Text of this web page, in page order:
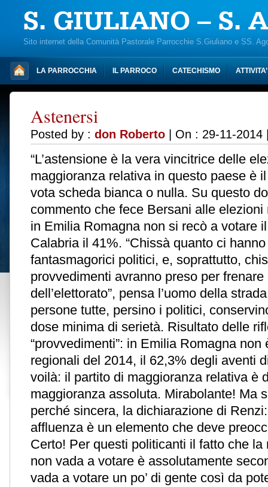
S. GIULIANO – S.
Sito internet della Comunità Pastorale Parrocchie S.Giuliano e SS.
LA PARROCCHIA IL PARROCO CATECHISMO
Astenersi
Posted by : don Roberto | On : 29-11-
“L’astensione è la vera vincitrice delle
maggioranza relativa in questo paese è
vota scheda bianca o nulla. Su questo
commento che fece Bersani alle
in Emilia Romagna non si recò a votare
Calabria il 41%. “Chissà quanto ci
fantasmagorici politici, e, soprattutto,
provvedimenti avranno preso per
dell’elettorato”, pensa l’uomo della
persone tutte, persino i politici,
dose minima di serietà. Risultato delle
“provvedimenti”: in Emilia Romagna
regionali del 2014, il 62,3% degli aventi
voilà: il partito di maggioranza relativa è
maggioranza assoluta. Mirabolante! Ma
perché sincera, la dichiarazione di
affluenza è un elemento che deve
Certo! Per questi politicanti il fatto che
non vada a votare è assolutamente
vada a votare un po’ di gente così da